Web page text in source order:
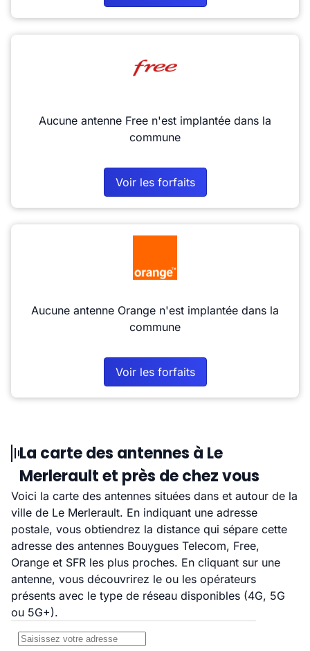
Aucune antenne Free n'est implantée dans la
commune
Voir les forfaits
Aucune antenne Orange n'est implantée dans la
commune
Voir les forfaits
La carte des antennes à Le
Merlerault et près de chez vous
Voici la carte des antennes situées dans et autour de la
ville de Le Merlerault. En indiquant une adresse
postale, vous obtiendrez la distance qui sépare cette
adresse des antennes Bouygues Telecom, Free,
Orange et SFR les plus proches. En cliquant sur une
antenne, vous découvrirez le ou les opérateurs
présents avec le type de réseau disponibles (4G, 5G
ou 5G+).